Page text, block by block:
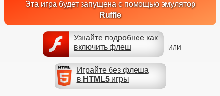
Эта игра будет запущена с помощью эмулятор
Ruffle
Узнайте подробнее как
включить флеш
ИЛИ
Играйте без флеша
в HTML5игры